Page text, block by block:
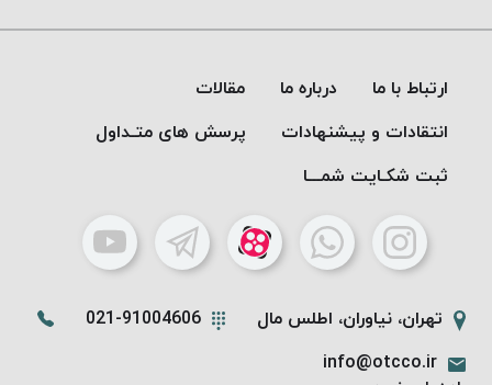
نخ
نسوز
Meta-
&
Para-
Aramid
ارتباط با ما درباره ما
مقالات
انتقادات و پیشنهادات
پرسش های متـداول
ثبت شکـایت شمـــا
تهران، نیاوران، اطلس مال
021-91004606
info@otcco.ir